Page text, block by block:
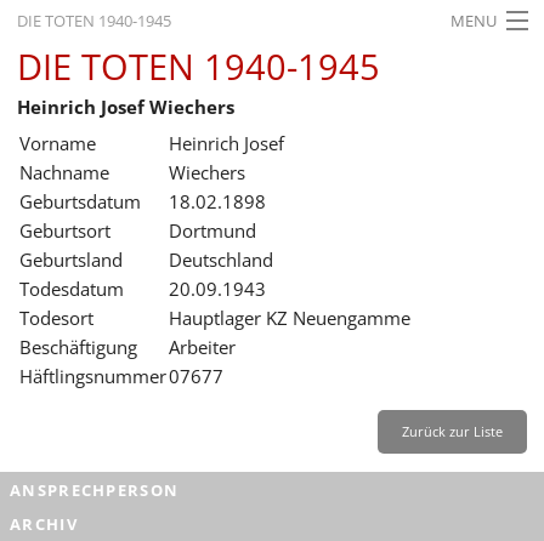
DIE TOTEN 1940-1945 MENU
STARTSEITE
AKTUELLES
AUSSTELLUNGEN
GESCHICHTE
BILDUNG
FORSCHUNG
SERVICE
Leichte Sprache
DIE TOTEN 1940-1945
Heinrich Josef Wiechers
Vorname
Heinrich Josef
Nachname
Wiechers
Geburtsdatum
18.02.1898
Geburtsort
Dortmund
Geburtsland
Deutschland
Todesdatum
20.09.1943
Todesort
Hauptlager KZ Neuengamme
Beschäftigung
Arbeiter
Häftlingsnummer07677
Zurück zur Liste
ANSPRECHPERSON
ARCHIV